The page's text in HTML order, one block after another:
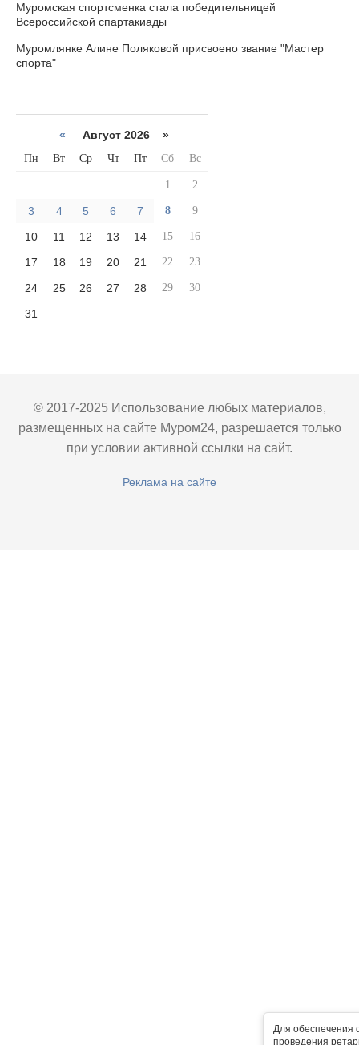
Для обеспечения
проведения
Муромская спортсменка стала победительницей
Всероссийской спартакиады
Муромлянке Алине Поляковой присвоено звание "Мастер
спорта"
« Август 2026 »
Пн Вт Ср Чт Пт Сб Вс
1 2
3 4 5 6 7 8 9
10 11 12 13 14 15 16
17 18 19 20 21 22 23
24 25 26 27 28 29 30
31
© 2017-2025 Использование любых материалов,
размещенных на сайте Муром24, разрешается только
при условии активной ссылки на сайт.
Реклама на сайте